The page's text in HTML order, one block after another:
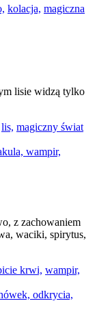
kolacja, magiczna
lisie widzą tylko
lis, magiczny świat
z zachowaniem
waciki, spirytus,
krwi, wampir,